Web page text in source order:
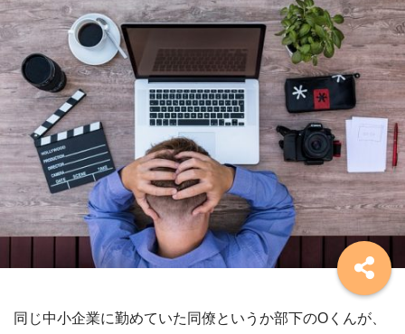
同じ中小企業に勤めていた同僚というか部下のOくんが、